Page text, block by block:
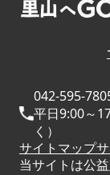
042-595-
平日9:00～
く）
サイトマップ
当サイトは公